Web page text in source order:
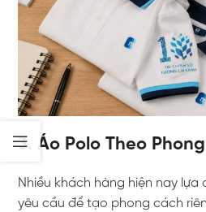
3. Áo Polo Theo
Nhiều khách hàng hiện nay
yêu cầu để tạo phong cách